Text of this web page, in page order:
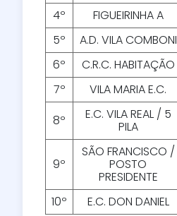
4º
FIGUEIRINHA A
5º
A.D. VILA COMBONI
6º
C.R.C. HABITAÇÃO
7º
VILA MARIA E.C.
8º
E.C. VILA REAL / 5
PILA
9º
SÃO FRANCISCO /
POSTO
PRESIDENTE
10º E.C. DON DANIEL